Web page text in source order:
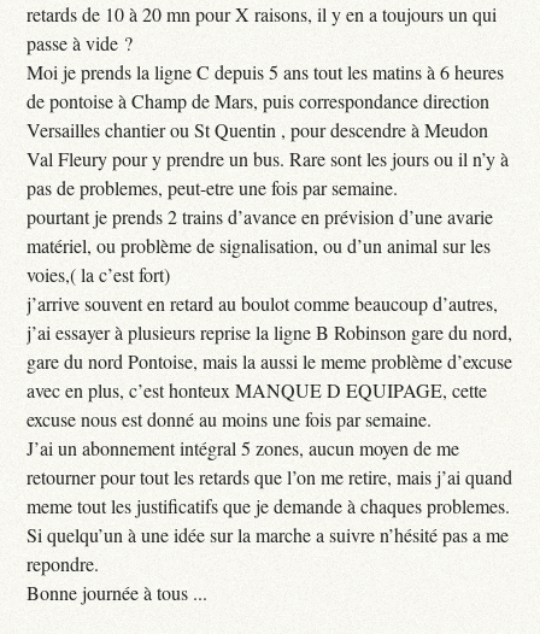
retards de 10 à 20 mn pour X raisons, il y en a toujours un qui
passe à vide ?
Moi je prends la ligne C depuis 5 ans tout les matins à 6 heures
de pontoise à Champ de Mars, puis correspondance direction
Versailles chantier ou St Quentin , pour descendre à Meudon
Val Fleury pour y prendre un bus. Rare sont les jours ou il n’y à
pas de problemes, peut-etre une fois par semaine.
pourtant je prends 2 trains d’avance en prévision d’une avarie
matériel, ou problème de signalisation, ou d’un animal sur les
voies,( la c’est fort)
j’arrive souvent en retard au boulot comme beaucoup d’autres,
j’ai essayer à plusieurs reprise la ligne B Robinson gare du nord,
gare du nord Pontoise, mais la aussi le meme problème d’excuse
avec en plus, c’est honteux MANQUE D EQUIPAGE, cette
excuse nous est donné au moins une fois par semaine.
J’ai un abonnement intégral 5 zones, aucun moyen de me
retourner pour tout les retards que l’on me retire, mais j’ai quand
meme tout les justificatifs que je demande à chaques problemes.
Si quelqu’un à une idée sur la marche a suivre n’hésité pas a me
repondre.
Bonne journée à tous ...